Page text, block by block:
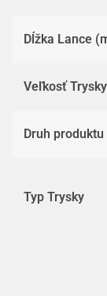
Dĺžka Lance
Veľkosť Trysky
Druh produktu
Typ Trysky